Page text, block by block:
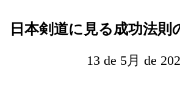
日本剣道に見る成功法則
13 de 5月 de